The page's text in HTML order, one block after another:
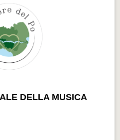
DELLA MUSICA